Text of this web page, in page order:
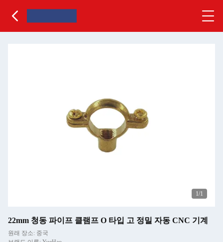
1/1
22mm 청동 파이프 클램프 O 타입 고 정밀 자동 CNC 기계
원래 장소: 중국